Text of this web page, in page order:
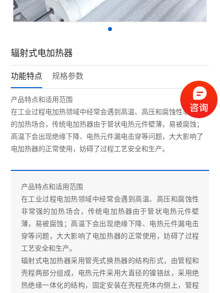
辐射式电加热器
功能特点 规格参数
产品特点和适用范围
在工业过程电加热领域中经常会遇到高温、高压和腐蚀性非常强
的加热场合，传统电加热器由于管状电热元件壁薄，易被腐蚀；
高温下会出现绝缘下降、电热元件漏电击穿等问题，大大影响了
电加热器的正常使用，妨碍了过程工艺安全和生产。
产品特点和适用范围
在工业过程电加热领域中经常会遇到高温、高压和腐蚀性
非常强的加热场合，传统电加热器由于管状电热元件壁
薄，易被腐蚀；高温下会出现绝缘下降、电热元件漏电击
穿等问题，大大影响了电加热器的正常使用，妨碍了过程
工艺安全和生产。
辐射式电加热器采用管壳式换热器的结构形式，由管程和
壳程两部分组成，电热元件采用大直径的镍铬丝，采用绝
热绝缘一体化的结构，固定安装在壳程壳体内侧上，管程